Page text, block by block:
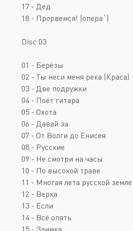
17 - Дед
18 - Прорвемся! (опера`)
Disc 03
01 - Берёзы
02 - Ты неси меня река (Краса)
03 - Две подружки
04 - Поёт гитара
05 - Охота
06 - Давай за
07 - От Волги до Енисея
08 - Русские
09 - Не смотри на часы
10 - По высокой траве
11 - Многая лета русской земле
12 - Верка
13 - Если
14 - Всё опять
15 - Заимка